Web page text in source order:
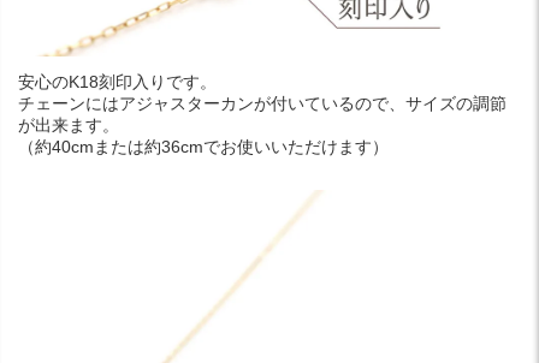
安心のK18刻印入りです。
チェーンにはアジャスターカンが付いているので、サイズの調節
が出来ます。
（約40cmまたは約36cmでお使いいただけます）